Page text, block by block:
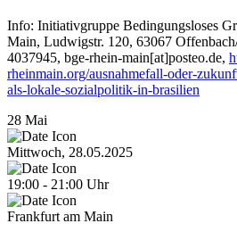
Info: Initiativgruppe Bedingungsloses
Main, Ludwigstr. 120, 63067
4037945, bge-rhein-main[at]posteo.de,
rheinmain.org/ausnahmefall-oder-
als-lokale-sozialpolitik-in-brasilien
28 Mai
Mittwoch, 28.05.2025
19:00 - 21:00 Uhr
Frankfurt am Main